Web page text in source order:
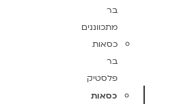
בר
מתכווננים
כסאות
בר
פלסטיק
כסאות